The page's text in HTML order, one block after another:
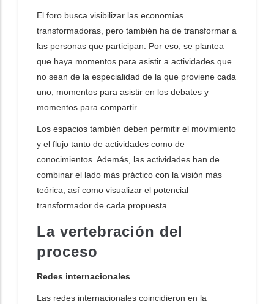
El foro busca visibilizar las economías
transformadoras, pero también ha de transformar a
las personas que participan. Por eso, se plantea
que haya momentos para asistir a actividades que
no sean de la especialidad de la que proviene cada
uno, momentos para asistir en los debates y
momentos para compartir.
Los espacios también deben permitir el movimiento
y el flujo tanto de actividades como de
conocimientos. Además, las actividades han de
combinar el lado más práctico con la visión más
teórica, así como visualizar el potencial
transformador de cada propuesta.
La vertebración del
proceso
Redes internacionales
Las redes internacionales coincidieron en la